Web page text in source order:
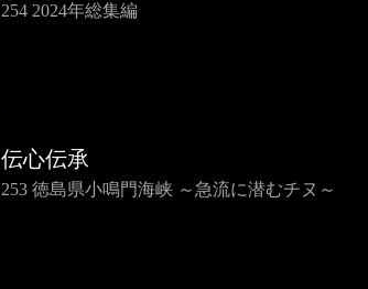
254 2024年総集編
伝心伝承
253 徳島県小鳴門海峡 ～急流に潜むチヌ～